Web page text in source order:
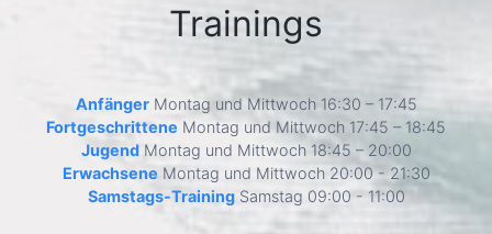
Trainings
AnfängerMontag und Mittwoch 16:30 – 17:45
Fortgeschrittene Montag und Mittwoch 17:45 – 18:45
JugendMontag und Mittwoch 18:45 – 20:00
Erwachsene Montag und Mittwoch 20:00 - 21:30
Samstags-TrainingSamstag 09:00 - 11:00